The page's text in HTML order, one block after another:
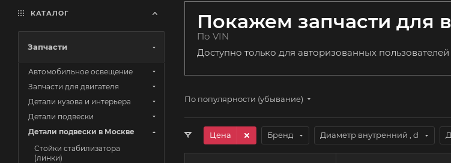
Покажем запчасти для
По VIN
Доступно только для авторизованных пользователей
По популярности (убывание)
Цена Бренд Диаметр внутренний , d
КАТАЛОГ
Запчасти
Автомобильное освещение
Запчасти для двигателя
Детали кузова и интерьера
Детали подвески
Детали подвески в Москве
Стойки стабилизатора
(линки)